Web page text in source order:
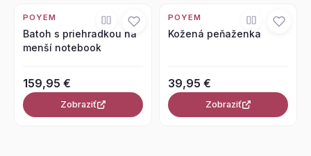
POYEM
Batoh s priehradkou na
menší notebook
159,95 €
Zobraziť
POYEM
Kožená peňaženka
39,95 €
Zobraziť